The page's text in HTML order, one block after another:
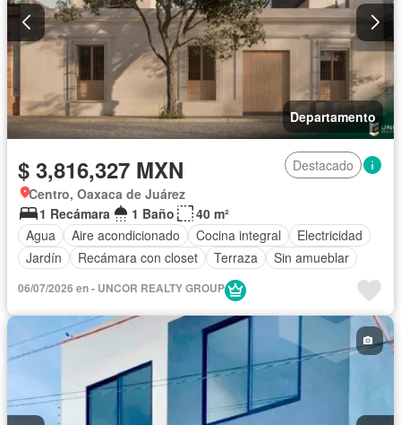
Departamento
$ 3,816,327 MXN
Destacado
Centro, Oaxaca de Juárez
1 Recámara
1 Baño
40 m²
Agua
Aire acondicionado Cocina integral
Electricidad
Jardín
Recámara con closet Terraza Sin amueblar
06/07/2026 en - UNCOR REALTY GROUP